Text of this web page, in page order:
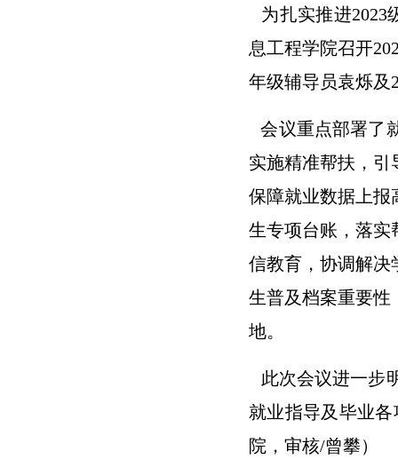
为扎实推进2023
息工程学院召开
年级辅导员袁烁及
会议重点部署了
实施精准帮扶，
保障就业数据上报
生专项台账，落实
信教育，协调解决
生普及档案重要性
地。
此次会议进一步
就业指导及毕业
院，审核/曾攀）